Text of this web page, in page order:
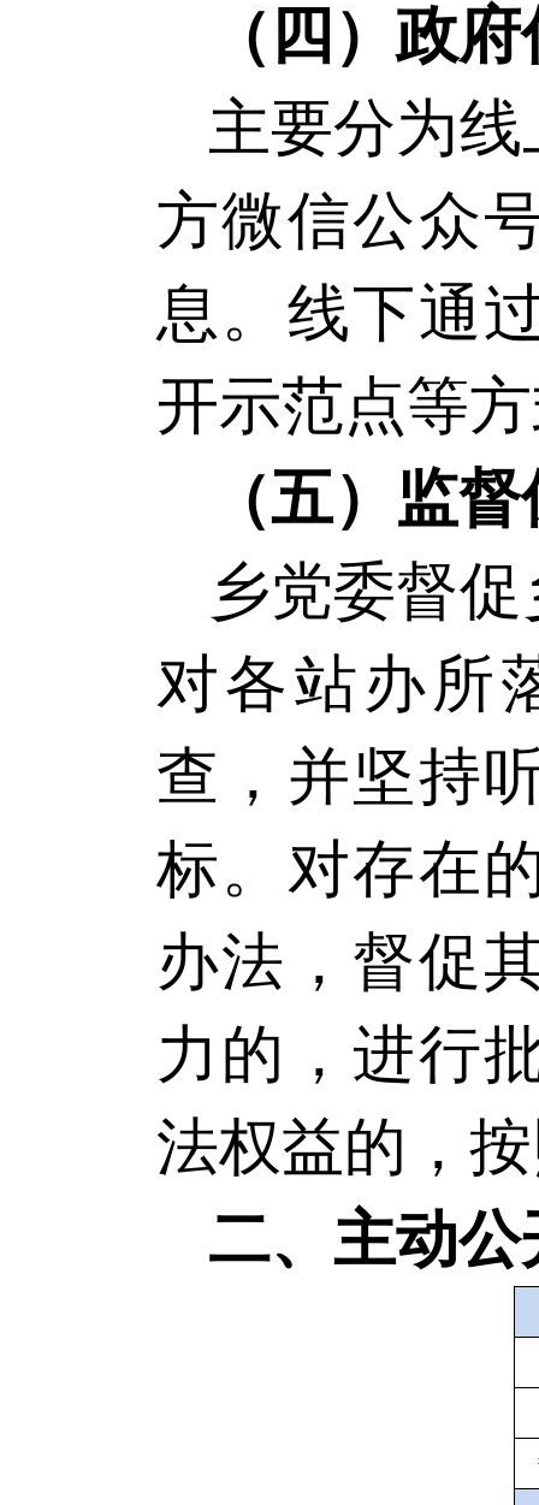
（四）政
主要分为
方微信公众
息。线下通
开示范点等
（五）监
乡党委督促
对各站办所
查，并坚持
标。对存在
办法，督促
力的，进行
法权益的，
二、主动